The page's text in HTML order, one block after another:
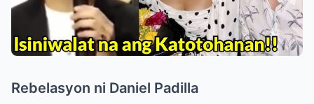
Rebelasyon ni Daniel Padilla